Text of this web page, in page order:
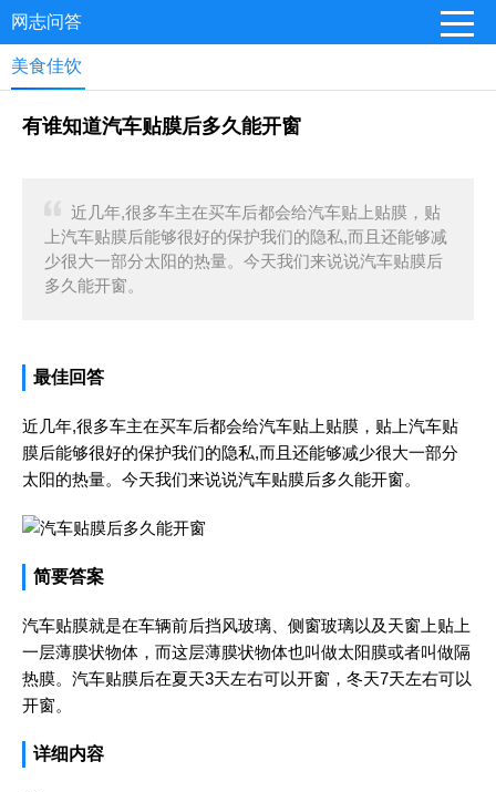
网志问答
美食佳饮
有谁知道汽车贴膜后多久能开窗
近几年,很多车主在买车后都会给汽车贴上贴膜，贴
上汽车贴膜后能够很好的保护我们的隐私,而且还能够减
少很大一部分太阳的热量。今天我们来说说汽车贴膜后
多久能开窗。
最佳回答
近几年,很多车主在买车后都会给汽车贴上贴膜，贴上汽车贴
膜后能够很好的保护我们的隐私,而且还能够减少很大一部分
太阳的热量。今天我们来说说汽车贴膜后多久能开窗。
简要答案
汽车贴膜就是在车辆前后挡风玻璃、侧窗玻璃以及天窗上贴上
一层薄膜状物体，而这层薄膜状物体也叫做太阳膜或者叫做隔
热膜。汽车贴膜后在夏天3天左右可以开窗，冬天7天左右可以
开窗。
详细内容